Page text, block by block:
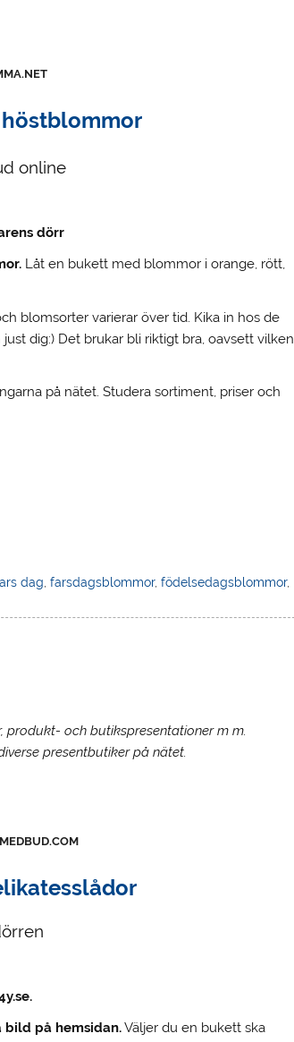
online
dörr
Låt en bukett med blommor i orange, rött,
blomsorter varierar över tid. Kika in hos de
dig:) Det brukar bli riktigt bra, oavsett vilken
på nätet. Studera sortiment, priser och
dag farsdagsblommor, födelsedagsblommor,
produkt- och butikspresentationer m m.
presentbutiker på nätet.
bild på hemsidan.Väljer du en bukett ska